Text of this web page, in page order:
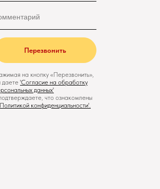
Перезвонить
на кнопку «Перезвонить»,
даете 'Cогласие на обработку
данных'
что ознакомлены
Политикой конфиденциальности'.